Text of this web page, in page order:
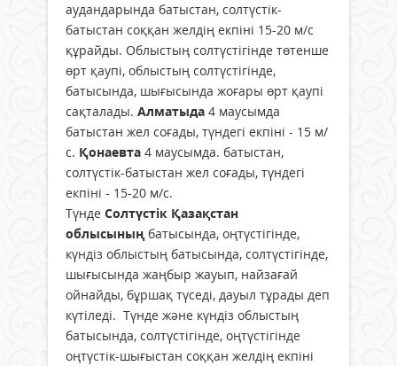
аудандарында батыстан, солтүстік-
батыстан соққан желдің екпіні 15-20 м/с
құрайды. Облыстың солтүстігінде төтенше
өрт қаупі, облыстың солтүстігінде,
батысында, шығысында жоғары өрт қаупі
сақталады. Алматыда 4 маусымда
батыстан жел соғады, түндегі екпіні - 15 м/
с. Қонаевта 4 маусымда. батыстан,
солтүстік-батыстан жел соғады, түндегі
екпіні - 15-20 м/с.
Түнде Солтүстік Қазақстан
облысының батысында, оңтүстігінде,
күндіз облыстың батысында, солтүстігінде,
шығысында жаңбыр жауып, найзағай
ойнайды, бұршақ түседі, дауыл тұрады деп
күтіледі. Түнде және күндіз облыстың
батысында, солтүстігінде, оңтүстігінде
оңтүстік-шығыстан соққан желдің екпіні